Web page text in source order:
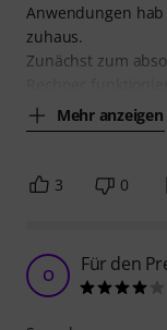
Anwendungen
zuhaus.
Zunächst zum
Mehr anzeigen
3 0
O Für den